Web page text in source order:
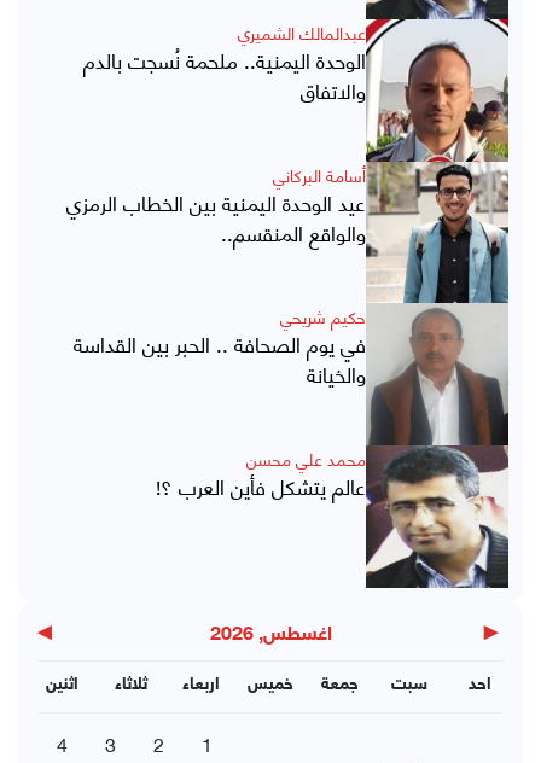
عبدالمالك الشميري
الوحدة اليمنية.. ملحمة نُسجت بالدم
والاتفاق
أسامة البركاني
عيد الوحدة اليمنية بين الخطاب الرمزي
والواقع المنقسم..
حكيم شريحي
في يوم الصحافة .. الحبر بين القداسة
والخيانة
محمد علي محسن
عالم يتشكل فأين العرب ؟!
◀ اغسطس, 2026 ▶
اثنين ثلاثاء اربعاء خميس جمعة سبت احد
1
2
3
4